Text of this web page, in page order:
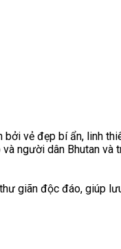
vẻ đẹp bí ẩn, linh
người dân Bhutan và
giãn độc đáo, giúp